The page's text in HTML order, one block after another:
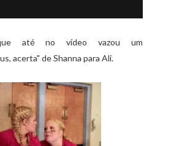
que até no vídeo vazou um
acerta" de Shanna para Ali.